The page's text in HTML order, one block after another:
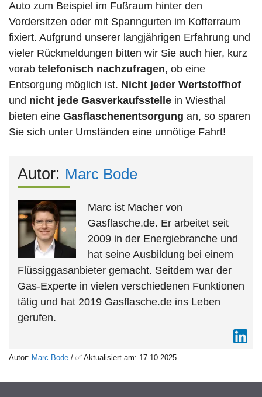
Auto zum Beispiel im Fußraum hinter den
Vordersitzen oder mit Spanngurten im Kofferraum
fixiert. Aufgrund unserer langjährigen Erfahrung und
vieler Rückmeldungen bitten wir Sie auch hier, kurz
vorab telefonisch nachzufragen, ob eine
Entsorgung möglich ist. Nicht jeder Wertstoffhof
und nicht jede Gasverkaufsstelle in Wiesthal
bieten eine Gasflaschenentsorgung an, so sparen
Sie sich unter Umständen eine unnötige Fahrt!
Autor: Marc Bode
Marc ist Macher von
Gasflasche.de. Er arbeitet seit
2009 in der Energiebranche und
hat seine Ausbildung bei einem
Flüssiggasanbieter gemacht. Seitdem war der
Gas-Experte in vielen verschiedenen Funktionen
tätig und hat 2019 Gasflasche.de ins Leben
gerufen.
Autor: Marc Bode / ✅ Aktualisiert am: 17.10.2025